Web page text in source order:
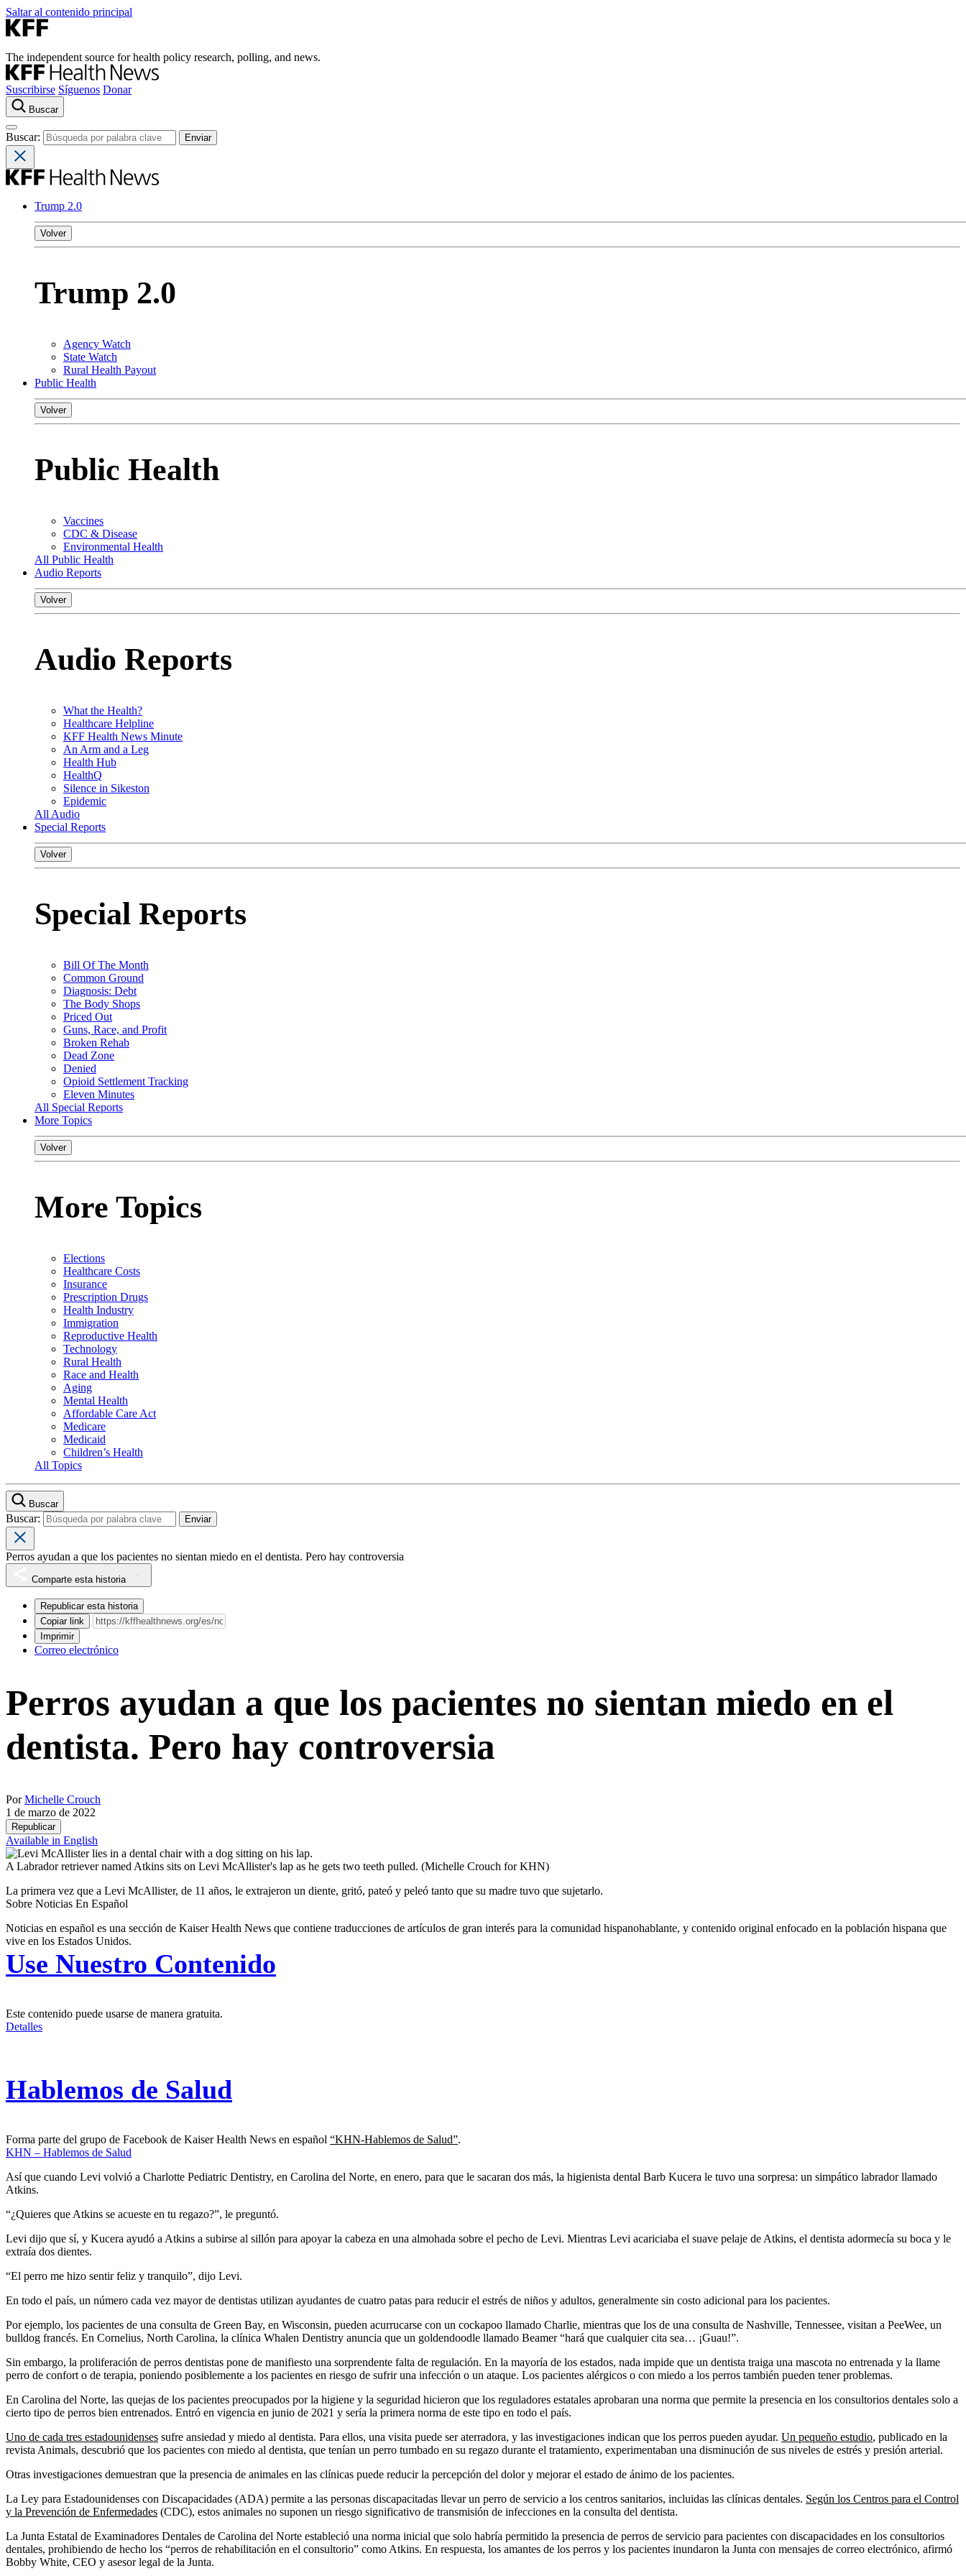
Saltar al contenido principal
The independent source for health policy research, polling, and news.
Suscribirse Síguenos Donar
Buscar
Buscar:
Trump 2.0
Volver
Trump 2.0
Agency Watch
State Watch
Rural Health Payout
Public Health
Volver
Public Health
Vaccines
CDC & Disease
Environmental Health
All Public Health
Audio Reports
Volver
Audio Reports
What the Health?
Healthcare Helpline
KFF Health News Minute
An Arm and a Leg
Health Hub
HealthQ
Silence in Sikeston
Epidemic
All Audio
Special Reports
Volver
Special Reports
Bill Of The Month
Common Ground
Diagnosis: Debt
The Body Shops
Priced Out
Guns, Race, and Profit
Broken Rehab
Dead Zone
Denied
Opioid Settlement Tracking
Eleven Minutes
All Special Reports
More Topics
Volver
More Topics
Elections
Healthcare Costs
Insurance
Prescription Drugs
Health Industry
Immigration
Reproductive Health
Technology
Rural Health
Race and Health
Aging
Mental Health
Affordable Care Act
Medicare
Medicaid
Children’s Health
All Topics
Buscar
Buscar:
Perros ayudan a que los pacientes no sientan miedo en el dentista. Pero hay controversia
Comparte esta historia
Republicar esta historia
Copiar link
Imprimir
Correo electrónico
Perros ayudan a que los pacientes no sientan miedo en el
dentista. Pero hay controversia
PorMichelle Crouch
1 de marzo de 2022
Republicar
Available in English
A Labrador retriever named Atkins sits on Levi McAllister's lap as he gets two teeth pulled. (Michelle Crouch for KHN)
La primera vez que a Levi McAllister, de 11 años, le extrajeron un diente, gritó, pateó y peleó tanto que su madre tuvo que sujetarlo.
Sobre Noticias En Español
Noticias en español es una sección de Kaiser Health News que contiene traducciones de artículos de gran interés para la comunidad hispanohablante, y contenido original enfocado en la población hispana que
vive en los Estados Unidos.
Use Nuestro Contenido
Este contenido puede usarse de manera gratuita.
Detalles
Hablemos de Salud
Forma parte del grupo de Facebook de Kaiser Health News en español “KHN-Hablemos de Salud”.
KHN – Hablemos de Salud
Así que cuando Levi volvió a Charlotte Pediatric Dentistry, en Carolina del Norte, en enero, para que le sacaran dos más, la higienista dental Barb Kucera le tuvo una sorpresa: un simpático labrador llamado
Atkins.
“¿Quieres que Atkins se acueste en tu regazo?”, le preguntó.
Levi dijo que sí, y Kucera ayudó a Atkins a subirse al sillón para apoyar la cabeza en una almohada sobre el pecho de Levi. Mientras Levi acariciaba el suave pelaje de Atkins, el dentista adormecía su boca y le
extraía dos dientes.
“El perro me hizo sentir feliz y tranquilo”, dijo Levi.
En todo el país, un número cada vez mayor de dentistas utilizan ayudantes de cuatro patas para reducir el estrés de niños y adultos, generalmente sin costo adicional para los pacientes.
Por ejemplo, los pacientes de una consulta de Green Bay, en Wisconsin, pueden acurrucarse con un cockapoo llamado Charlie, mientras que los de una consulta de Nashville, Tennessee, visitan a PeeWee, un
bulldog francés. En Cornelius, North Carolina, la clínica Whalen Dentistry anuncia que un goldendoodle llamado Beamer “hará que cualquier cita sea… ¡Guau!”.
Sin embargo, la proliferación de perros dentistas pone de manifiesto una sorprendente falta de regulación. En la mayoría de los estados, nada impide que un dentista traiga una mascota no entrenada y la llame
perro de confort o de terapia, poniendo posiblemente a los pacientes en riesgo de sufrir una infección o un ataque. Los pacientes alérgicos o con miedo a los perros también pueden tener problemas.
En Carolina del Norte, las quejas de los pacientes preocupados por la higiene y la seguridad hicieron que los reguladores estatales aprobaran una norma que permite la presencia en los consultorios dentales solo a
cierto tipo de perros bien entrenados. Entró en vigencia en junio de 2021 y sería la primera norma de este tipo en todo el país.
Uno de cada tres estadounidenses sufre ansiedad y miedo al dentista. Para ellos, una visita puede ser aterradora, y las investigaciones indican que los perros pueden ayudar. Un pequeño estudio, publicado en la
revista Animals, descubrió que los pacientes con miedo al dentista, que tenían un perro tumbado en su regazo durante el tratamiento, experimentaban una disminución de sus niveles de estrés y presión arterial.
Otras investigaciones demuestran que la presencia de animales en las clínicas puede reducir la percepción del dolor y mejorar el estado de ánimo de los pacientes.
La Ley para Estadounidenses con Discapacidades (ADA) permite a las personas discapacitadas llevar un perro de servicio a los centros sanitarios, incluidas las clínicas dentales. Según los Centros para el Control
y la Prevención de Enfermedades (CDC), estos animales no suponen un riesgo significativo de transmisión de infecciones en la consulta del dentista.
La Junta Estatal de Examinadores Dentales de Carolina del Norte estableció una norma inicial que solo habría permitido la presencia de perros de servicio para pacientes con discapacidades en los consultorios
dentales, prohibiendo de hecho los “perros de rehabilitación en el consultorio” como Atkins. En respuesta, los amantes de los perros y los pacientes inundaron la Junta con mensajes de correo electrónico, afirmó
Bobby White, CEO y asesor legal de la Junta.